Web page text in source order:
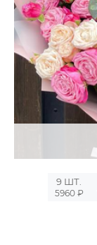
9 ШТ.
5960 ₽